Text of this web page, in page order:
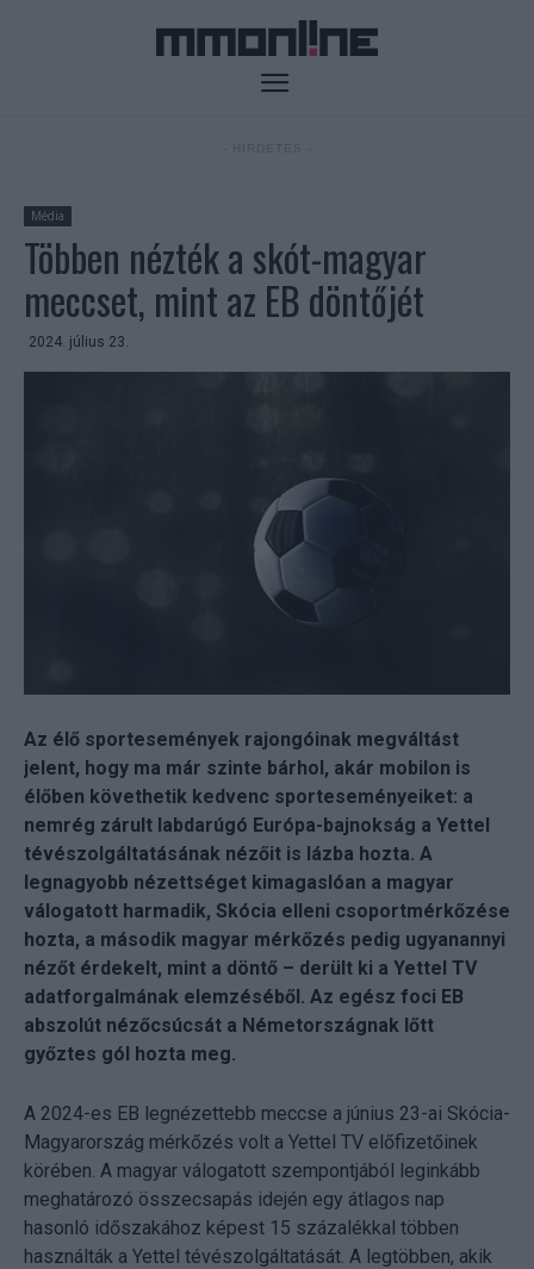
Média
Többen nézték a skót-magyar
meccset, mint az EB döntőjét
2024. július 23.
Az élő sportesemények rajongóinak megváltást
jelent, hogy ma már szinte bárhol, akár mobilon is
élőben követhetik kedvenc sporteseményeiket: a
nemrég zárult labdarúgó Európa-bajnokság a Yettel
tévészolgáltatásának nézőit is lázba hozta. A
legnagyobb nézettséget kimagaslóan a magyar
válogatott harmadik, Skócia elleni csoportmérkőzése
hozta, a második magyar mérkőzés pedig ugyanannyi
nézőt érdekelt, mint a döntő – derült ki a Yettel TV
adatforgalmának elemzéséből. Az egész foci EB
abszolút nézőcsúcsát a Németországnak lőtt
győztes gól hozta meg.
A 2024-es EB legnézettebb meccse a június 23-ai Skócia-
Magyarország mérkőzés volt a Yettel TV előfizetőinek
körében. A magyar válogatott szempontjából leginkább
meghatározó összecsapás idején egy átlagos nap
hasonló időszakához képest 15 százalékkal többen
használták a Yettel tévészolgáltatását. A legtöbben, akik